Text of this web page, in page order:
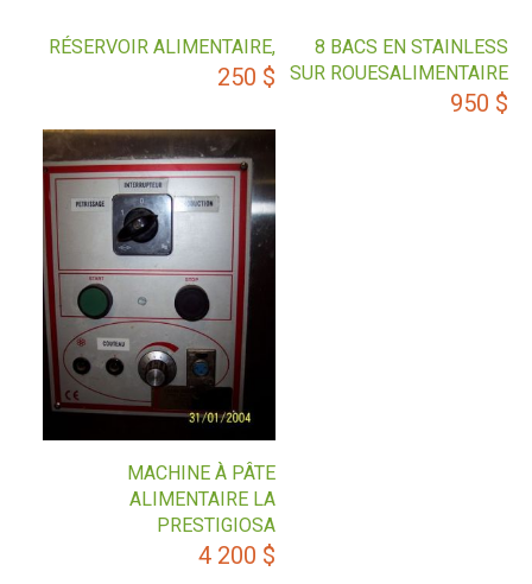
8 BACS EN STAINLESS
SUR ROUESALIMENTAIRE
950 $
RÉSERVOIR ALIMENTAIRE,
250 $
MACHINE À PÂTE
ALIMENTAIRE LA
PRESTIGIOSA
4 200 $